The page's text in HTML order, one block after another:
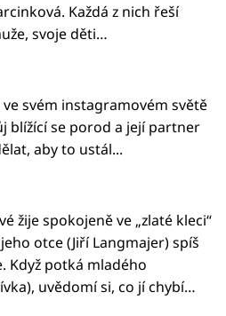
Každá z nich řeší
svoje děti…
svém instagramovém světě
blížící se porod a její partner
aby to ustál...
žije spokojeně ve „zlaté kleci“
otce (Jiří Langmajer) spíš
Když potká mladého
uvědomí si, co jí chybí…